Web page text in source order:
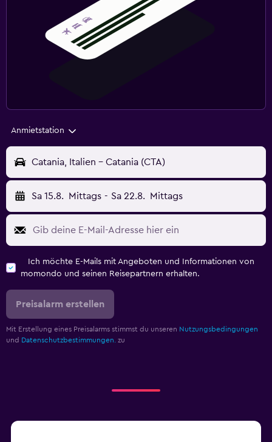
Anmietstation
Catania, Italien - Catania (CTA)
Sa 15.8. Mittags - Sa 22.8. Mittags
Ich möchte E-Mails mit Angeboten und Informationen von
momondo und seinen Reisepartnern erhalten.
Preisalarm erstellen
Mit Erstellung eines Preisalarms stimmst du unseren Nutzungsbedingungen
und Datenschutzbestimmungen. zu